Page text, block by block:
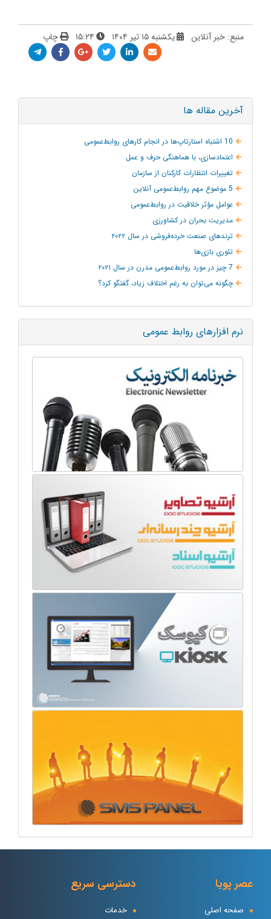
منبع: خبر آنلاین یکشنبه ۱۵ تیر ۱۴۰۴ ۱۵:۲۴ چاپ
آخرین مقاله ها
10 اشتباه استارتاپ‌ها در انجام کارهای روابط‌عمومی
اعتمادسازی، با هماهنگی حرف و عمل
تغییرات انتظارات کارکنان از سازمان
5 موضوع مهم روابط‌عمومی آنلاین
عوامل مؤثر خلاقیت در روابط‌عمومی
مدیریت بحران در کشاورزی
ترند‌های صنعت خرده‌فروشی در سال ۲۰۲۲
تئوری بازی‌ها
7 چیز در مورد روابط‌عمومی مدرن در سال ۲۰۲۱
چگونه می‌توان به‌ رغم اختلاف زیاد، گفتگو کرد؟
نرم افزارهای روابط عمومی
عصر پویا
صفحه اصلی
دسترسی سریع
خدمات